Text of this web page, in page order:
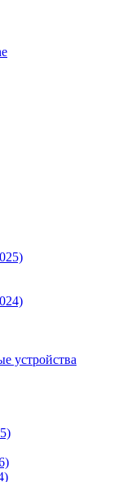
устройства